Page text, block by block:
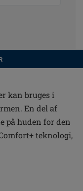
kan bruges i
En del af
på huden for den
teknologi,